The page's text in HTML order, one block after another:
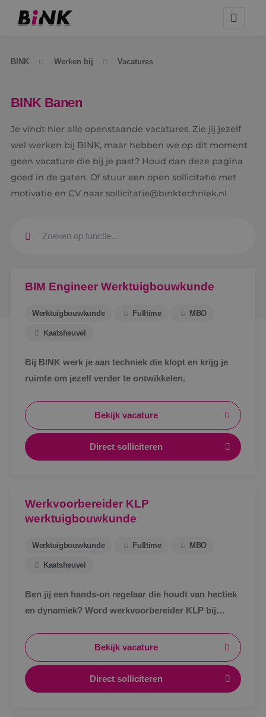
BINK Werken bij Vacatures
BINK Banen
Je vindt hier alle openstaande vacatures. Zie jij jezelf
wel werken bij BINK, maar hebben we op dit moment
geen vacature die bij je past? Houd dan deze pagina
goed in de gaten. Of stuur een open sollicitatie met
motivatie en CV naar sollicitatie@binktechniek.nl
BIM Engineer Werktuigbouwkunde
Werktuigbouwkunde Fulltime MBO
Kaatsheuvel
Bij BINK werk je aan techniek die klopt en krijg je
ruimte om jezelf verder te ontwikkelen.
Bekijk vacature
Direct solliciteren
Werkvoorbereider KLP
werktuigbouwkunde
Werktuigbouwkunde Fulltime MBO
Kaatsheuvel
Ben jij een hands-on regelaar die houdt van hectiek
en dynamiek? Word werkvoorbereider KLP bij
Bekijk vacature
Direct solliciteren